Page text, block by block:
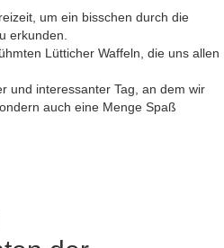
um ein bisschen durch die
erkunden.
Lütticher Waffeln, die uns allen
und interessanter Tag, an dem wir
auch eine Menge Spaß